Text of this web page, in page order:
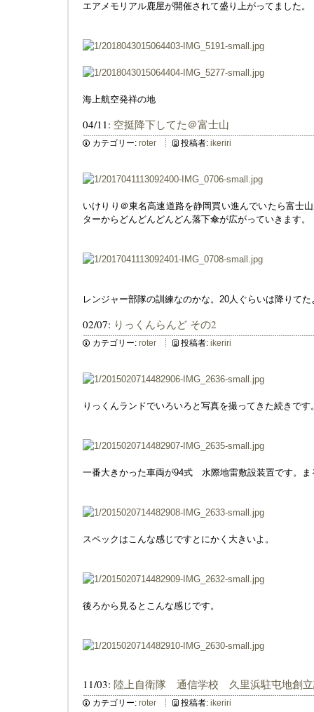
エアメモリアル鹿屋が開催されて盛り上がってました。
海上航空発祥の地
04/11: 空挺降下してた＠富士山
カテゴリー: roter 投稿者: ikeriri
いけりり＠東名高速道路を静岡買い進んでいたら富士
ターからどんどんどんどん落下傘が広がっていきます。
レンジャー部隊の訓練なのかな。20人ぐらいは降りて
02/07: りっくんらんど その2
カテゴリー: roter 投稿者: ikeriri
りっくんランドでいろいろと写真を撮ってきた続きです
一番大きかった車両が94式 水際地雷敷設装置です。ま
スペックはこんな感じですとにかく大きいよ。
後ろから見るとこんな感じです。
11/03: 陸上自衛隊 通信学校 久里浜駐屯地創立
カテゴリー: roter 投稿者: ikeriri